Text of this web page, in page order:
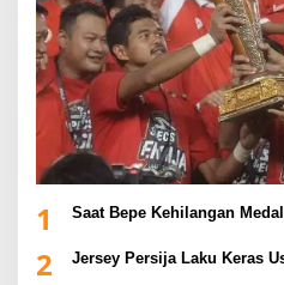
1 Saat Bepe Kehilangan
2 Jersey Persija Laku Keras